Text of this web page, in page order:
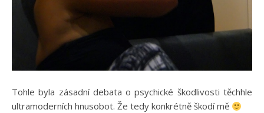
Tohle byla zásadní debata o psychické škodlivosti těchhle
ultramoderních hnusobot. Že tedy konkrétně škodí mě